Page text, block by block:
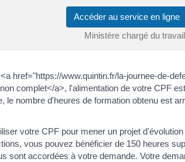
Accéder au service en
Ministère chargé du travail
href="https://www.quintin.fr/la-journee-de-
complet</a>, l'alimentation de votre CPF
le nombre d'heures de formation obtenu est
votre CPF pour mener un projet
vous pouvez bénéficier de 150 heures
sont accordées à votre demande. Votre